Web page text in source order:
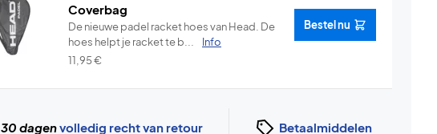
Coverbag
De nieuwe padel racket hoes van Head. De
hoes helpt je racket te b...
Info
11,95€
Bestel nu
30 dagenvolledig recht van retour Betaalmiddelen